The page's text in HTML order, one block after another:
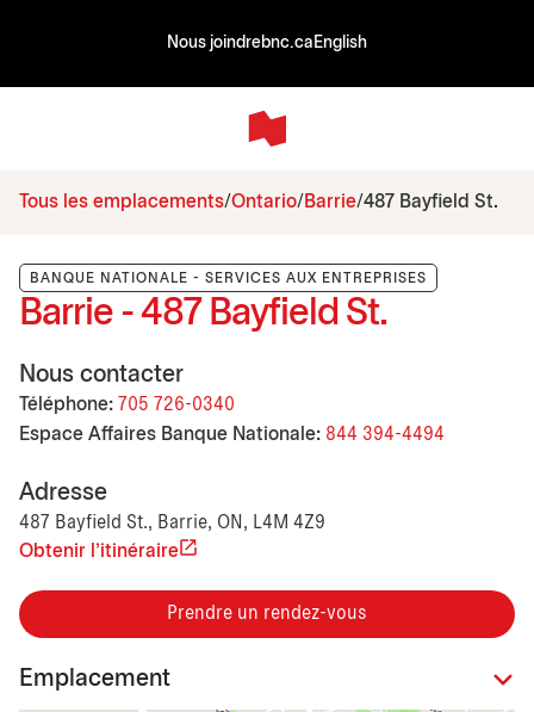
Nous joindrebnc.ca English
Tous les emplacements Ontario Barrie 487 Bayfield St.
BANQUE NATIONALE - SERVICES AUX ENTREPRISES
Barrie - 487 Bayfield St.
Nous contacter
Téléphone: 705 726-0340
Espace Affaires Banque Nationale: 844 394-4494
Adresse
487 Bayfield St., Barrie, ON, L4M 4Z9
Obtenir l'itinéraire
Prendre un rendez-vous
Emplacement